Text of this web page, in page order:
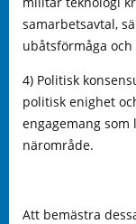
samarbetsavtal,
ubåtsförmåga
4) Politisk
politisk enighet
engagemang som
närområde.
Att bemästra